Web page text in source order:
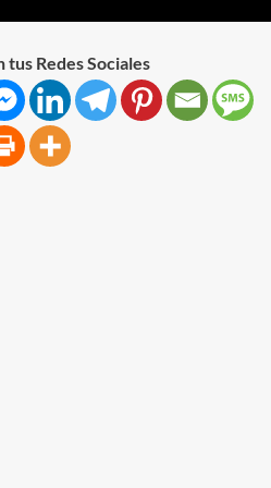
tus Redes Sociales